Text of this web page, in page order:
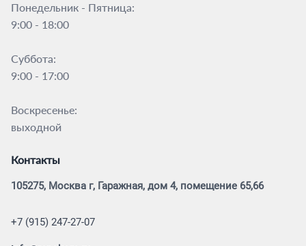
Понедельник - Пятница:
9:00 - 18:00
Суббота:
9:00 - 17:00
Воскресенье:
выходной
Контакты
105275, Москва г, Гаражная, дом 4, помещение 65,66
+7 (915) 247-27-07